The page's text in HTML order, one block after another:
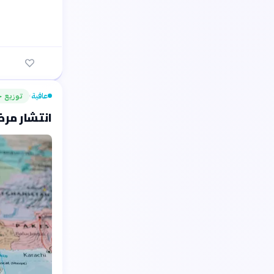
عافية› توزيع
انتشار